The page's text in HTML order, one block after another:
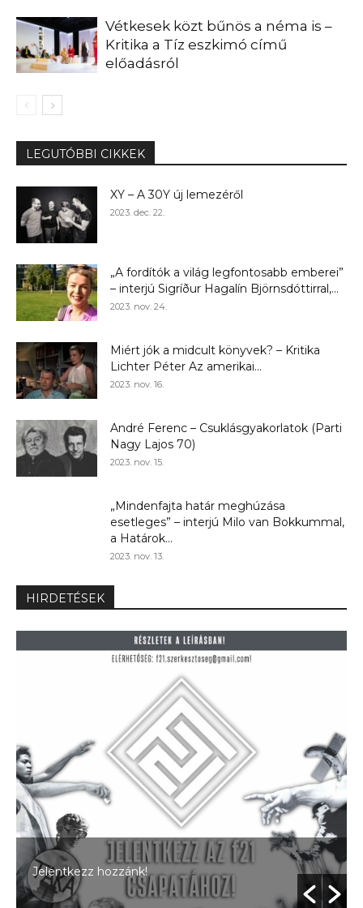
Vétkesek közt bűnös a néma is –
Kritika a Tíz eszkimó című
előadásról
LEGUTÓBBI CIKKEK
XY – A 30Y új lemezéről
2023. dec. 22.
„A fordítók a világ legfontosabb emberei”
– interjú Sigríður Hagalín Björnsdóttirral,...
2023. nov. 24.
Miért jók a midcult könyvek? – Kritika
Lichter Péter Az amerikai...
2023. nov. 16.
André Ferenc – Csuklásgyakorlatok (Parti
Nagy Lajos 70)
2023. nov. 15.
„Mindenfajta határ meghúzása
esetleges” – interjú Milo van Bokkummal,
a Határok...
2023. nov. 13.
HIRDETÉSEK
Jelentkezz hozzánk!